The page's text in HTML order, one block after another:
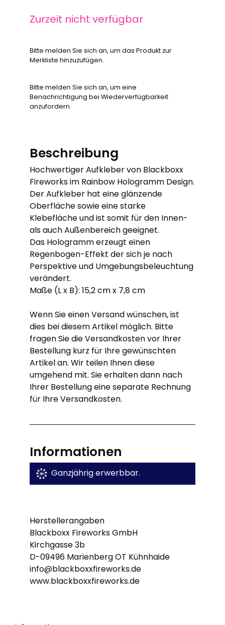
Zurzeit nicht verfügbar
Bitte melden Sie sich an, um das Produkt zur
Merkliste hinzuzufügen.
Bitte melden Sie sich an, um eine
Benachrichtigung bei Wiederverfügbarkeit
anzufordern.
Beschreibung
Hochwertiger Aufkleber von Blackboxx
Fireworks im Rainbow Hologramm Design.
Der Aufkleber hat eine glänzende
Oberfläche sowie eine starke
Klebefläche und ist somit für den Innen-
als auch Außenbereich geeignet.
Das Hologramm erzeugt einen
Regenbogen-Effekt der sich je nach
Perspektive und Umgebungsbeleuchtung
verändert.
Maße (L x B): 15,2 cm x 7,8 cm
Wenn Sie einen Versand wünschen, ist
dies bei diesem Artikel möglich. Bitte
fragen Sie die Versandkosten vor Ihrer
Bestellung kurz für Ihre gewünschten
Artikel an. Wir teilen Ihnen diese
umgehend mit. Sie erhalten dann nach
Ihrer Bestellung eine separate Rechnung
für Ihre Versandkosten.
Informationen
Ganzjährig erwerbbar.
Herstellerangaben
Blackboxx Fireworks GmbH
Kirchgasse 3b
D-09496 Marienberg OT Kühnhaide
info@blackboxxfireworks.de
www.blackboxxfireworks.de